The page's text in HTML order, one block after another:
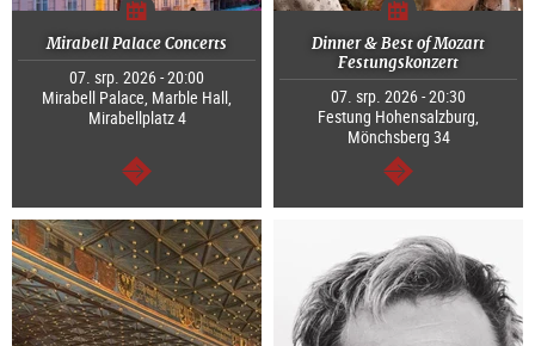
Mirabell Palace Concerts
07. srp. 2026 - 20:00
Mirabell Palace, Marble Hall,
Mirabellplatz 4
continue
Dinner & Best of Mozart
Festungskonzert
07. srp. 2026 - 20:30
Festung Hohensalzburg,
Mönchsberg 34
continue